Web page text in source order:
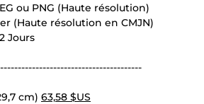
ou PNG (Haute résolution)
(Haute résolution en CMJN)
Jours
cm) 63,58 $US